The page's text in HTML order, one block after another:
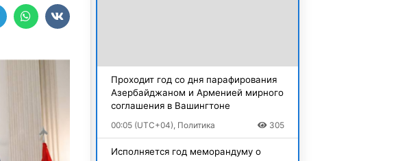
Проходит год со дня парафирования
Азербайджаном и Арменией мирного
соглашения в Вашингтоне
00:05 (UTC+04), Политика 305
Исполняется год меморандуму о